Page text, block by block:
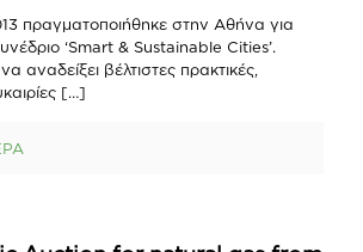
πραγματοποιήθηκε στην Αθήνα για
‘Smart & Sustainable Cities’.
αναδείξει βέλτιστες πρακτικές,
[…]